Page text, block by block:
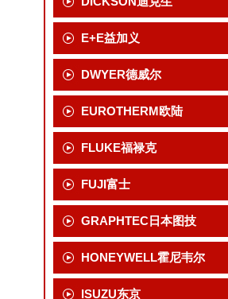
E+E益加义
DWYER德威尔
EUROTHERM欧陆
FLUKE福禄克
FUJI富士
GRAPHTEC日本图技
HONEYWELL霍尼韦尔
ISUZU东京